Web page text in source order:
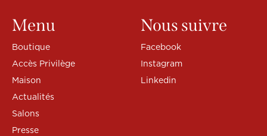
Menu
Boutique
Accès Privilège
Maison
Actualités
Salons
Presse
Nous suivre
Facebook
Instagram
Linkedin